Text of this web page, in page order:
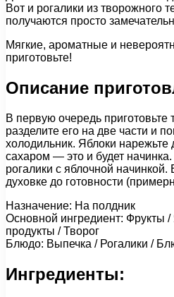
Вот и рогалики из творожного
получаются просто
Мягкие, ароматные и
приготовьте!
Описание
В первую очередь приготовьте
разделите его на две части и
холодильник. Яблоки нарежьте
сахаром — это и будет
рогалики с яблочной начинкой.
духовке до готовности
Назначение: На полдник
Основной ингредиент: Фрукты
продукты / Творог
Блюдо: Выпечка / Рогалики /
Ингредиенты: